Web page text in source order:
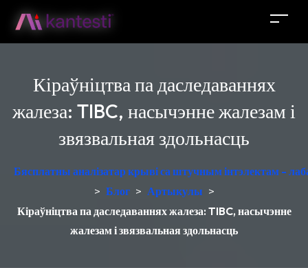
Кіраўніцтва па даследаваннях
жалеза: TIBC, насычэнне жалезам і
звязвальная здольнасць
Бясплатны аналізатар крыві са штучным інтэлектам -
> Блог > Артыкулы >
Кіраўніцтва па даследаваннях жалеза: TIBC, насычэнне
жалезам і звязвальная здольнасць